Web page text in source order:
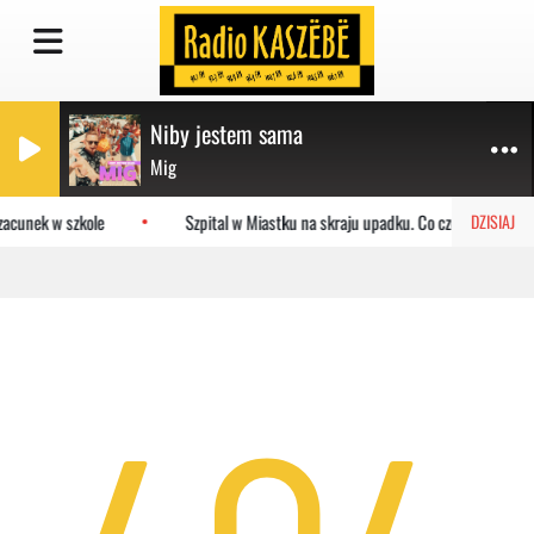
Niby jestem sama
Mig
DZISIAJ
w szkole Szpital w Miastku na skraju upadku. Co czeka